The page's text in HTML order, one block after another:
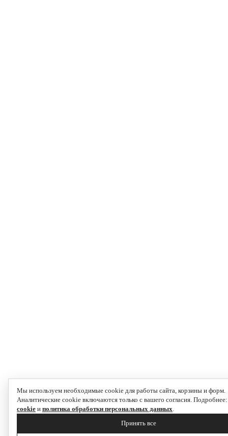
Мы используем необходимые cookie для работы сайта, корзины и форм.
Аналитические cookie включаются только с вашего согласия.
cookie и политика обработки персональных данных.
Принять все